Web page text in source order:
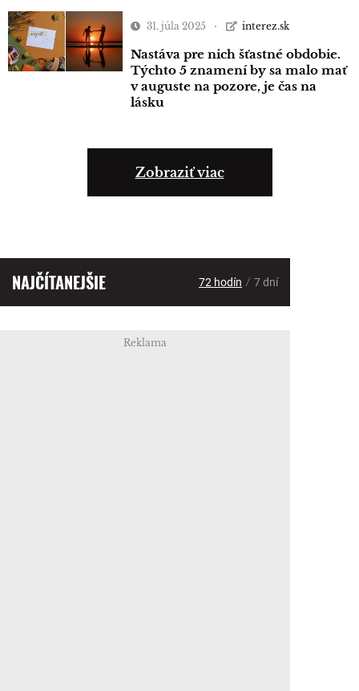
31. júla 2025 interez.sk
Nastáva pre nich šťastné obdobie.
Týchto 5 znamení by sa malo mať
v auguste na pozore, je čas na
lásku
Zobraziť viac
NAJČÍTANEJŠIE 72 hodín / 7 dní
Reklama